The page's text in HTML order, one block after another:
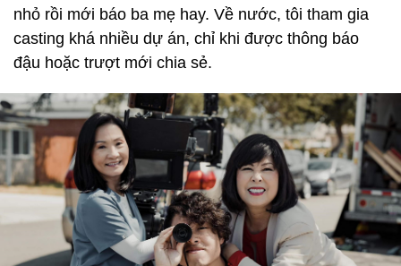
nhỏ rồi mới báo ba mẹ hay. Về nước, tôi tham gia
casting khá nhiều dự án, chỉ khi được thông báo
đậu hoặc trượt mới chia sẻ.